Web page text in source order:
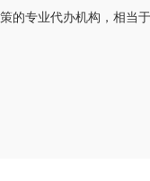
的专业代办机构，相当